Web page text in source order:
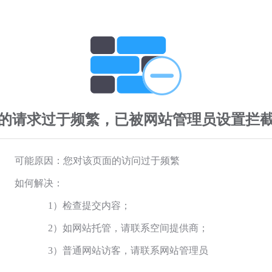
请求过于频繁，已被网站管理员设置拦
可能原因：您对该页面的访问过于频繁
如何解决：
1）检查提交内容；
2）如网站托管，请联系空间提供商；
3）普通网站访客，请联系网站管理员